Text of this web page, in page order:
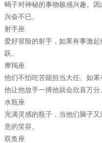
蝎子对神秘的事物极感兴趣。
兴奋不已。
射手座
爱好冒险的射手，如果有事激
跃。
摩羯座
他们不怕吃苦能担当大任。如
他让他放手一搏他就会欣喜万分
水瓶座
充满灵感的瓶子，当他们脑子
意的笑容。
双鱼座